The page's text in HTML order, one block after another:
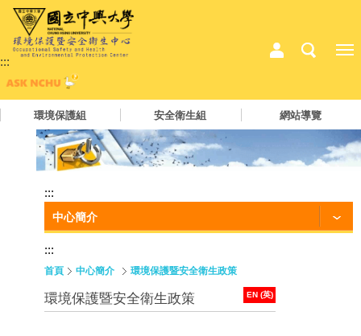
:::
環境保護組 安全衛生組 網站導覽
:::
中心簡介
:::
首頁 中心簡介 環境保護暨安全衛生政策
EN (英)
環境保護暨安全衛生政策